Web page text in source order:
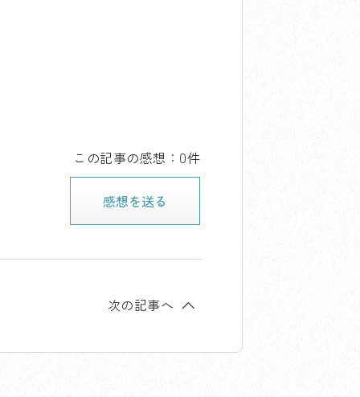
この記事の感想：0件
感想を送る
次の記事へ